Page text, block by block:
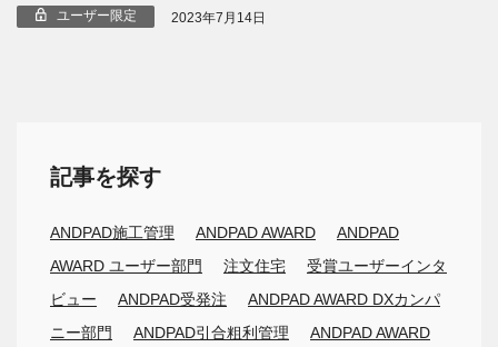
ユーザー限定 2023年7月14日
記事を探す
ANDPAD施工管理 ANDPAD AWARD
ANDPAD
AWARD ユーザー部門
注文住宅
受賞ユーザーインタ
ビュー
ANDPAD受発注
ANDPAD AWARD DXカンパ
ニー部門
ANDPAD引合粗利管理 ANDPAD AWARD